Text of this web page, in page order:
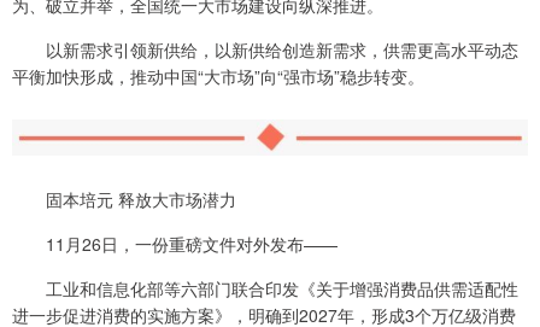
以新需求引领新供给，以新供给创造新需求，供需更高水平动态
平衡加快形成，推动中国“大市场”向“强市场”稳步转变。
固本培元 释放大市场潜力
11月26日，一份重磅文件对外发布——
工业和信息化部等六部门联合印发《关于增强消费品供需适配性
进一步促进消费的实施方案》，明确到2027年，形成3个万亿级消费